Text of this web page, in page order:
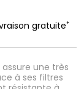
assure une très
à ses filtres
gratuite*